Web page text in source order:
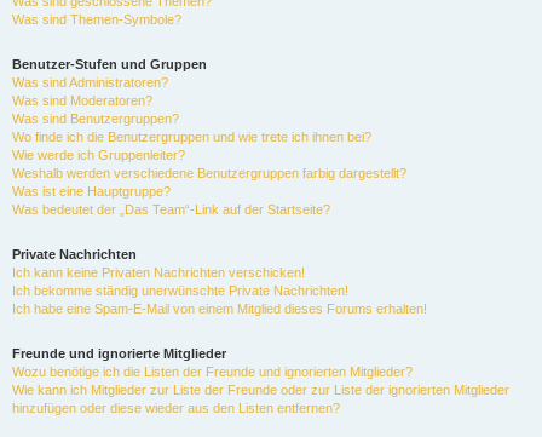
Was sind Themen-Symbole?
Benutzer-Stufen und Gruppen
Was sind Administratoren?
Was sind Moderatoren?
Was sind Benutzergruppen?
Wo finde ich die Benutzergruppen und wie trete ich ihnen bei?
Wie werde ich Gruppenleiter?
Weshalb werden verschiedene Benutzergruppen farbig dargestellt?
Was ist eine Hauptgruppe?
Was bedeutet der „Das Team“-Link auf der Startseite?
Private Nachrichten
Ich kann keine Privaten Nachrichten verschicken!
Ich bekomme ständig unerwünschte Private Nachrichten!
Ich habe eine Spam-E-Mail von einem Mitglied dieses Forums erhalten!
Freunde und ignorierte Mitglieder
Wozu benötige ich die Listen der Freunde und ignorierten Mitglieder?
Wie kann ich Mitglieder zur Liste der Freunde oder zur Liste der ignorierten Mitglieder
hinzufügen oder diese wieder aus den Listen entfernen?